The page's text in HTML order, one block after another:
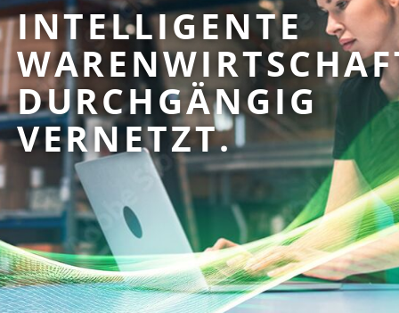
INTELLIGENTE
DURCHGÄNGIG
VERNETZT.